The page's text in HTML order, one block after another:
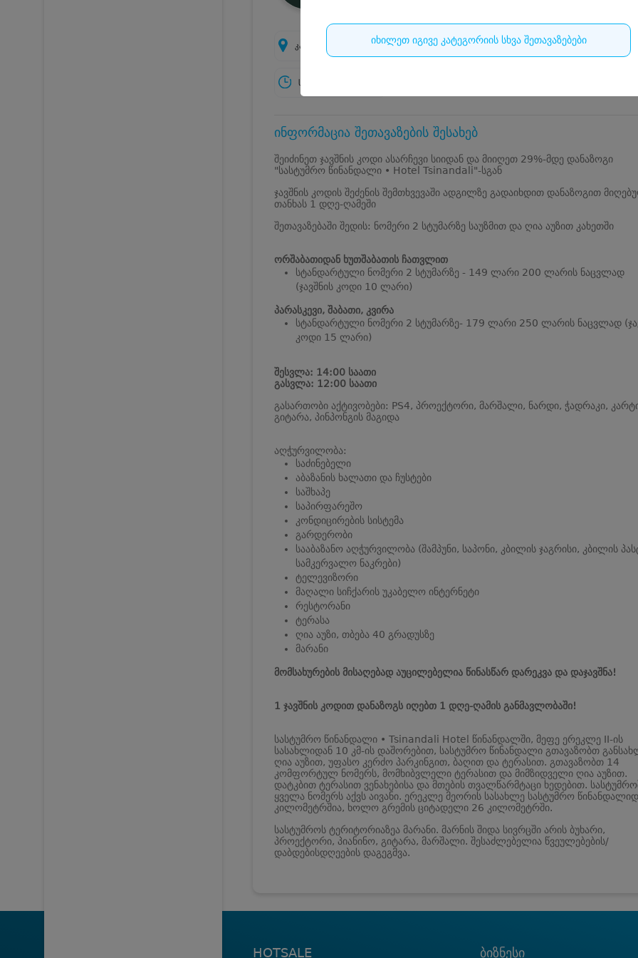
იხილეთ იგივე კატეგორიის სხვა შეთავაზებები
კახეთი, სოფელი წინანდალი, რედისონიდან 300 მეტრში +9953224705**
ინფორმაცია შეთავაზების შესახებ
შეიძინეთ ჯავშნის კოდი ასარჩევი სიიდან და მიიღეთ 29%-მდე დანაზოგი
"სასტუმრო წინანდალი • Hotel Tsinandali"-სგან
ჯავშნის კოდის შეძენის შემთხვევაში ადგილზე გადაიხდით დანაზოგით
თანხას 1 დღე-ღამეში
შეთავაზებაში შედის: ნომერი 2 სტუმარზე საუზმით და ღია აუზით კახეთში
ორშაბათიდან ხუთშაბათის ჩათვლით
სტანდარტული ნომერი 2 სტუმარზე - 149 ლარი 200 ლარის ნაცვლად
(ჯავშნის კოდი 10 ლარი)
პარასკევი, შაბათი, კვირა
სტანდარტული ნომერი 2 სტუმარზე- 179 ლარი 250 ლარის ნაცვლად
კოდი 15 ლარი)
შესვლა: 14:00 საათი
გასვლა: 12:00 საათი
გასართობი აქტივობები: PS4, პროექტორი, მარშალი, ნარდი, ჭადრაკი,
გიტარა, პინპონგის მაგიდა
აღჭურვილობა:
საძინებელი
აბაზანის ხალათი და ჩუსტები
საშხაპე
საპირფარეშო
კონდიცირების სისტემა
გარდერობი
სააბაზანო აღჭურვილობა (შამპუნი, საპონი, კბილის ჯაგრისი, კბილის
სამკერვალო ნაკრები)
ტელევიზორი
მაღალი სიჩქარის უკაბელო ინტერნეტი
რესტორანი
ტერასა
ღია აუზი, თბება 40 გრადუსზე
მარანი
მომსახურების მისაღებად აუცილებელია წინასწარ დარეკვა და დაჯავშნა!
1 ჯავშნის კოდით დანაზოგს იღებთ 1 დღე-ღამის განმავლობაში!
სასტუმრო წინანდალი • Tsinandali Hotel წინანდალში, მეფე ერეკლე II-ის
სასახლიდან 10 კმ-ის დაშორებით, სასტუმრო წინანდალი გთავაზობთ
ღია აუზით, უფასო კერძო პარკინგით, ბაღით და ტერასით. გთავაზობთ 14
კომფორტულ ნომერს, მომხიბვლელი ტერასით და მიმზიდველი ღია აუზით.
დატკბით ტერასით ვენახებისა და მთების თვალწარმტაცი ხედებით.
ყველა ნომერს აქვს აივანი. ერეკლე მეორის სასახლე სასტუმრო
კილომეტრშია, ხოლო გრემის ციტადელი 26 კილომეტრში.
სასტუმროს ტერიტორიაზეა მარანი. მარნის შიდა სივრცში არის ბუხარი,
პროექტორი, პიანინო, გიტარა, მარშალი. შესაძლებელია წვეულებების/
დაბდებისდღეების დაგეგმვა.
HOTSALE ბიზნესი